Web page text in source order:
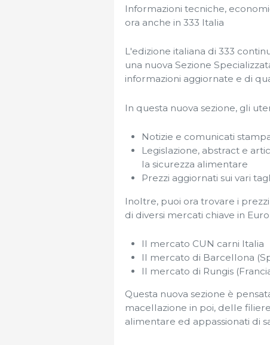
Informazioni tecniche,
ora anche in 333 Italia
L'edizione italiana di 333
una nuova Sezione
informazioni aggiornate e di
In questa nuova sezione, gli
Notizie e comunicati
Legislazione, abstract e
la sicurezza alimentare
Prezzi aggiornati sui vari
Inoltre, puoi ora trovare i
di diversi mercati chiave in
Il mercato CUN carni Italia
Il mercato di Barcellona
Il mercato di Rungis
Questa nuova sezione è
macellazione in poi, delle
alimentare ed appassionati di